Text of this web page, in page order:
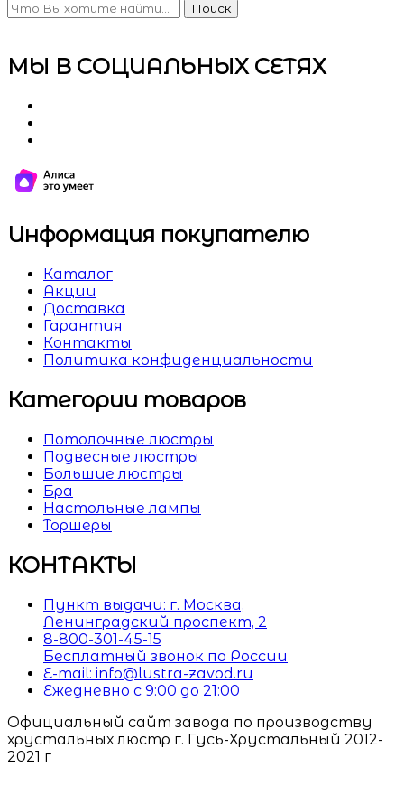
Поиск
МЫ В СОЦИАЛЬНЫХ СЕТЯХ
Информация покупателю
Каталог
Акции
Доставка
Гарантия
Контакты
Политика конфиденциальности
Категории товаров
Потолочные люстры
Подвесные люстры
Большие люстры
Бра
Настольные лампы
Торшеры
КОНТАКТЫ
Пункт выдачи: г. Москва,
Ленинградский проспект, 2
8-800-301-45-15
Бесплатный звонок по России
E-mail: info@lustra-zavod.ru
Ежедневно с 9:00 до 21:00
Официальный сайт завода по производству
хрустальных люстр г. Гусь-Хрустальный 2012-
2021 г